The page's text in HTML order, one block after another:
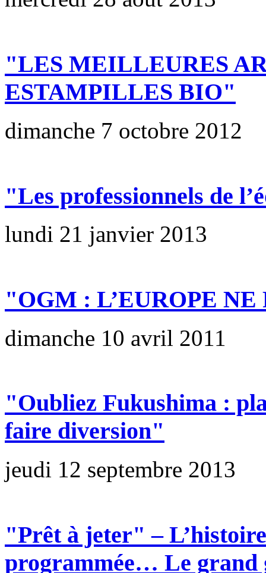
"LES MEILLEURES
ESTAMPILLES BIO"
dimanche 7 octobre 2012
"Les professionnels de
lundi 21 janvier 2013
"OGM : L’EUROPE
dimanche 10 avril 2011
"Oubliez Fukushima :
faire diversion"
jeudi 12 septembre 2013
"Prêt à jeter" – L’histoire
programmée… Le grand